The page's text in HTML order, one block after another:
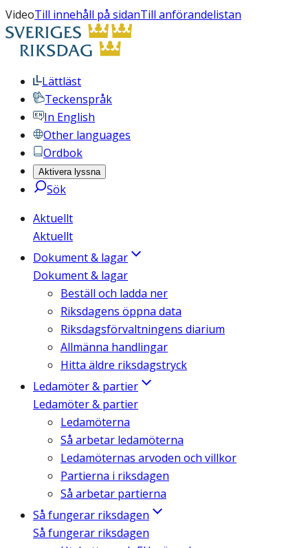
VideoTill innehåll på sidanTill anförandelistan
Lättläst
Teckenspråk
In English
Other languages
Ordbok
Aktivera lyssna
Sök
Aktuellt
Aktuellt
Dokument & lagar
Dokument & lagar
Beställ och ladda ner
Riksdagens öppna data
Riksdagsförvaltningens diarium
Allmänna handlingar
Hitta äldre riksdagstryck
Ledamöter & partier
Ledamöter & partier
Ledamöterna
Så arbetar ledamöterna
Ledamöternas arvoden och villkor
Partierna i riksdagen
Så arbetar partierna
Så fungerar riksdagen
Så fungerar riksdagen